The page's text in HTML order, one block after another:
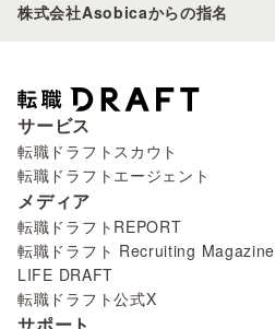
株式会社Asobicaからの指名
サービス
転職ドラフトスカウト
転職ドラフトエージェント
メディア
転職ドラフトREPORT
転職ドラフト Recruiting Magazine
LIFE DRAFT
転職ドラフト公式X